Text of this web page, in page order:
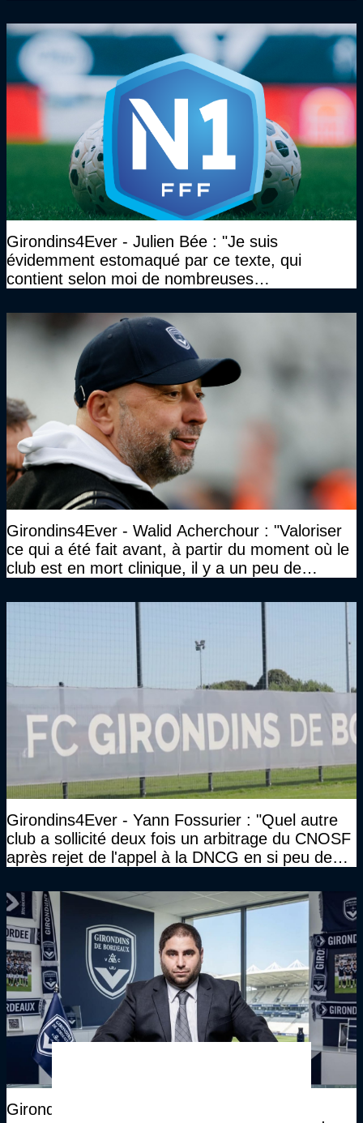
Girondins4Ever - Julien Bée : "Je suis
évidemment estomaqué par ce texte, qui
contient selon moi de nombreuses
plan juridique"
Girondins4Ever - Walid Acherchour : "Valoriser
ce qui a été fait avant, à partir du moment où le
club est en mort clinique, il y a un peu de
Girondins4Ever - Yann Fossurier : "Quel autre
club a sollicité deux fois un arbitrage du CNOSF
après rejet de l'appel à la DNCG en si peu de
Girondins4Ever - Les deux investisseurs